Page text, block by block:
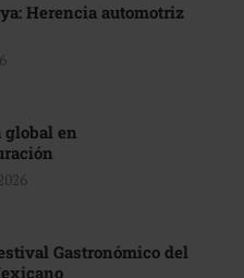
Herencia automotriz
en
Gastronómico del